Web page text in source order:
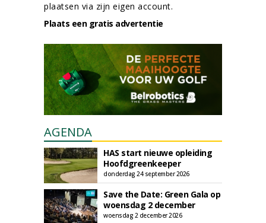
plaatsen via zijn eigen account.
Plaats een gratis advertentie
AGENDA
HAS start nieuwe opleiding
Hoofdgreenkeeper
donderdag 24 september 2026
Save the Date: Green Gala op
woensdag 2 december
woensdag 2 december 2026